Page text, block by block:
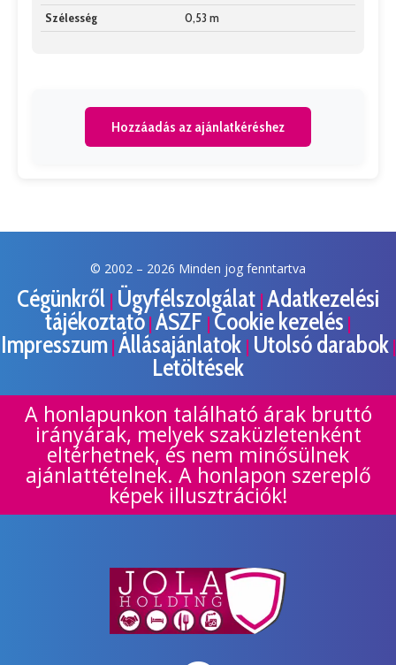
Szélesség
0,53 m
Hozzáadás az ajánlatkéréshez
© 2002 – 2026 Minden jog fenntartva
Cégünkről | Ügyfélszolgálat | Adatkezelési
tájékoztató | ÁSZF | Cookie kezelés |
Impresszum| Állásajánlatok | Utolsó darabok|
Letöltések
A honlapunkon található árak bruttó
irányárak, melyek szaküzletenként
eltérhetnek, és nem minősülnek
ajánlattételnek. A honlapon szereplő
képek illusztrációk!